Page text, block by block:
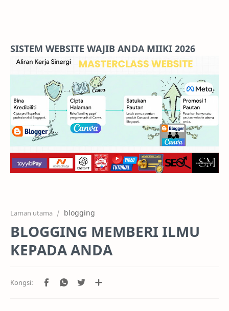
Features
Pricing
Services
RTL Mode
SISTEM WEBSITE WAJIB ANDA MIIKI 2026
Laman utama blogging
BLOGGING MEMBERI ILMU
KEPADA ANDA